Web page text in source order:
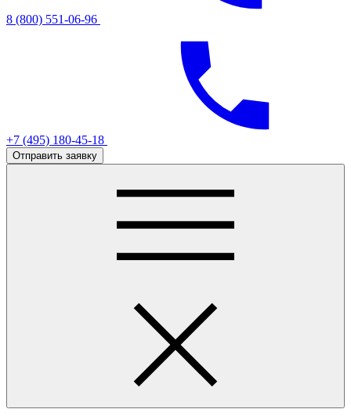
8 (800) 551-06-96
+7 (495) 180-45-18
Отправить заявку